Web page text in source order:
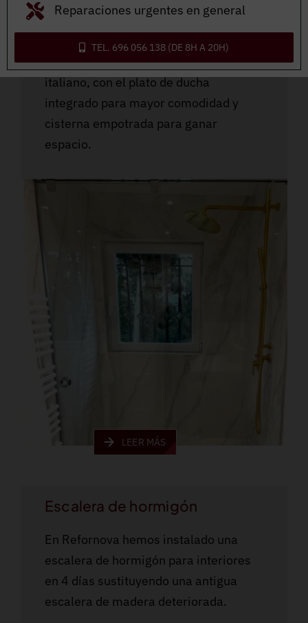
Reforma de cuarto de baño
Reforma de cuarto de baño al estilo
italiano, con el plato de ducha
integrado para mayor comodidad y
cisterna empotrada para ganar
espacio.
LEER MÁS
Escalera de hormigón
En Refornova hemos instalado una
escalera de hormigón para interiores
en 4 días sustituyendo una antigua
escalera de madera deteriorada.
Reparaciones urgentes en general
TEL. 696 056 138 (DE 8H A 20H)